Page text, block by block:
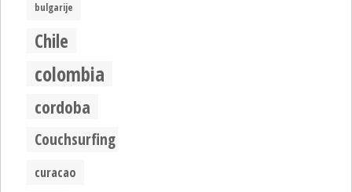
bulgarije
Chile
colombia
cordoba
Couchsurfing
curacao